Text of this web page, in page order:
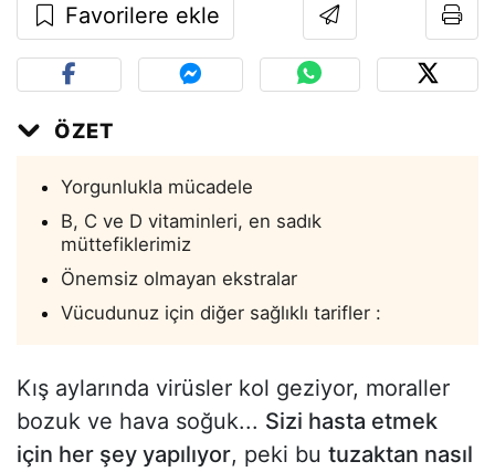
Favorilere ekle
ÖZET
Yorgunlukla mücadele
B, C ve D vitaminleri, en sadık
müttefiklerimiz
Önemsiz olmayan ekstralar
Vücudunuz için diğer sağlıklı tarifler :
Kış aylarında virüsler kol geziyor, moraller
bozuk ve hava soğuk... Sizi hasta etmek
için her şey yapılıyor, peki bu tuzaktan nasıl